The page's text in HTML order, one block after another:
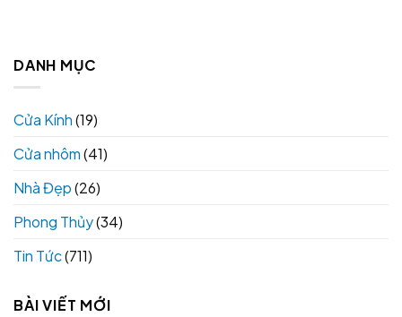
DANH MỤC
Cửa Kính(19)
Cửa nhôm(41)
Nhà Đẹp(26)
Phong Thủy(34)
Tin Tức(711)
BÀI VIẾT MỚI